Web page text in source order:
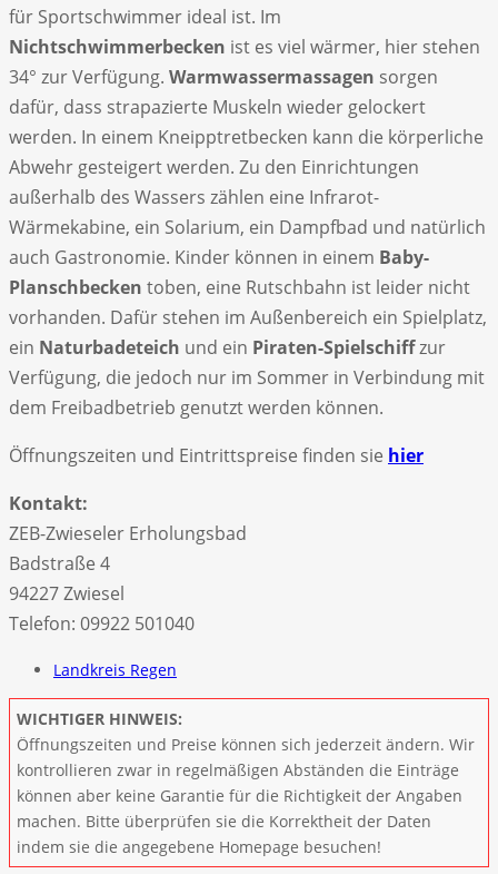
für Sportschwimmer ideal ist. Im
Nichtschwimmerbecken ist es viel wärmer, hier stehen
34° zur Verfügung. Warmwassermassagen sorgen
dafür, dass strapazierte Muskeln wieder gelockert
werden. In einem Kneipptretbecken kann die körperliche
Abwehr gesteigert werden. Zu den Einrichtungen
außerhalb des Wassers zählen eine Infrarot-
Wärmekabine, ein Solarium, ein Dampfbad und natürlich
auch Gastronomie. Kinder können in einem Baby-
Planschbecken toben, eine Rutschbahn ist leider nicht
vorhanden. Dafür stehen im Außenbereich ein Spielplatz,
ein Naturbadeteich und ein Piraten-Spielschiffzur
Verfügung, die jedoch nur im Sommer in Verbindung mit
dem Freibadbetrieb genutzt werden können.
Öffnungszeiten und Eintrittspreise finden sie hier
Kontakt:
ZEB-Zwieseler Erholungsbad
Badstraße 4
94227 Zwiesel ‎
Telefon: 09922 501040
Landkreis Regen
WICHTIGER HINWEIS:
Öffnungszeiten und Preise können sich jederzeit ändern. Wir
kontrollieren zwar in regelmäßigen Abständen die Einträge
können aber keine Garantie für die Richtigkeit der Angaben
machen. Bitte überprüfen sie die Korrektheit der Daten
indem sie die angegebene Homepage besuchen!